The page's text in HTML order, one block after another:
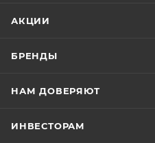
АКЦИИ
БРЕНДЫ
НАМ ДОВЕРЯЮТ
ИНВЕСТОРАМ